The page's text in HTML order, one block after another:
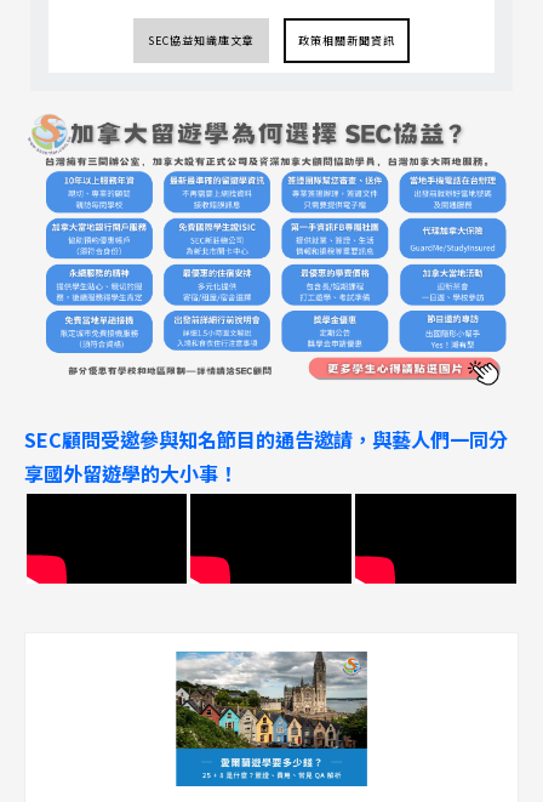
SEC協益知識庫文章 政策相關新聞資訊
SEC顧問受邀參與知名節目的通告邀請，與藝人們一同分
享國外留遊學的大小事！